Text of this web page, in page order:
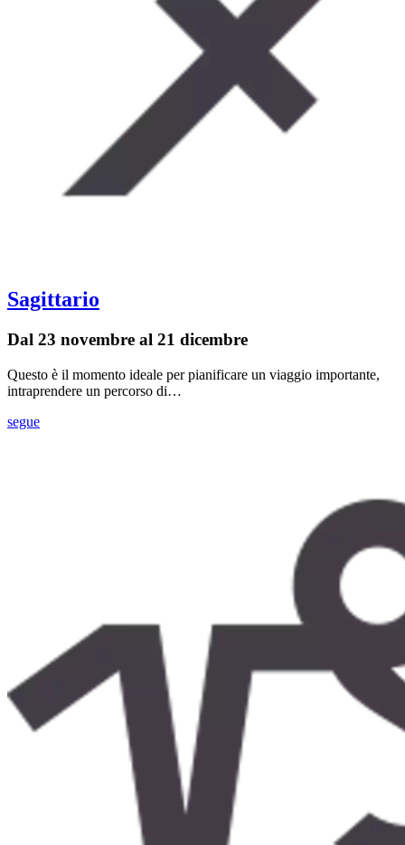
Sagittario
Dal 23 novembre al 21 dicembre
Questo è il momento ideale per pianificare un viaggio importante,
intraprendere un percorso di…
segue